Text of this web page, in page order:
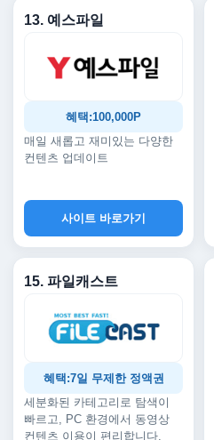
13. 예스파일
혜택:100,000P
매일 새롭고 재미있는 다양한
컨텐츠 업데이트
사이트 바로가기
15. 파일캐스트
혜택:7일 무제한 정액권
세분화된 카테고리로 탐색이
빠르고, PC 환경에서 동영상
컨텐츠 이용이 편리합니다.